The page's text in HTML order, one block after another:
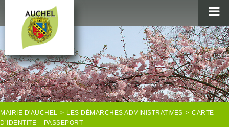
MAIRIE
AU QUOTIDIEN
AGENDA & LOISIRS
AUCHEL EN IMAGES
MAIRIE D'AUCHEL > LES DÉMARCHES ADMINISTRATIVES > CARTE
D’IDENTITE – PASSEPORT